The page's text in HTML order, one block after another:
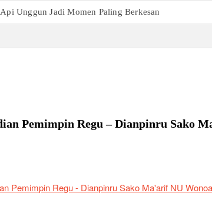
Unggun Jadi Momen Paling Berkesan
I Gudep 14.077-14.078 Pangkalan SDN
Sosial Melalui Jelajah Desa
Saat Kompetisi Mencetak Karakter dan Merajut
Jabon Gelar Dianpinsa serta Musppanitera 2026
Pemimpin Regu – Dianpinru Sako